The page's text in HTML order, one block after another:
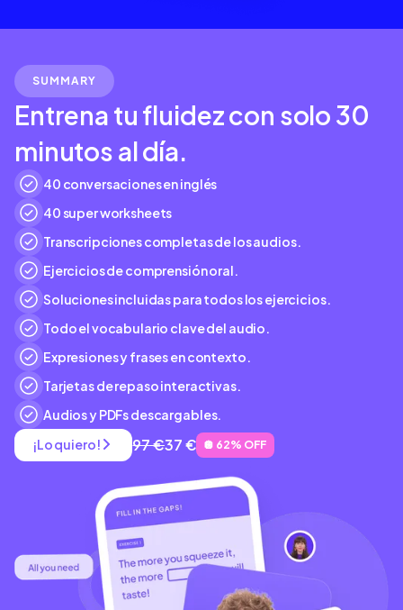
SUMMARY
Entrena tu fluidez con solo 30
minutos al día.
40 conversaciones en inglés
40 super worksheets
Transcripciones completas de los audios.
Ejercicios de comprensión oral.
Soluciones incluidas para todos los ejercicios.
Todo el vocabulario clave del audio.
Expresiones y frases en contexto.
Tarjetas de repaso interactivas.
Audios y PDFs descargables.
¡Lo quiero!
97 €37 € 🪩 62% OFF